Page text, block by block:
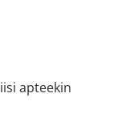
apteekin